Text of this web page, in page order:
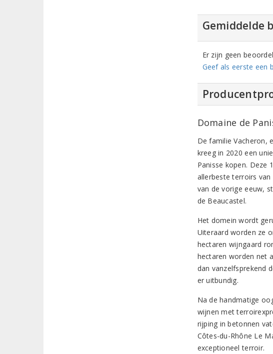
Gemiddelde
Er zijn geen
Geef als eerste een
Domaine de
De familie Vacheron,
kreeg in 2020 een
Panisse kopen. Deze
allerbeste terroirs
van de vorige eeuw,
de Beaucastel.
Het domein wordt
Uiteraard worden ze
hectaren wijngaard
hectaren worden net
dan vanzelfsprekend
er uitbundig.
Na de handmatige
wijnen met
rijping in betonnen
Côtes-du-Rhône Le
exceptioneel terroir.